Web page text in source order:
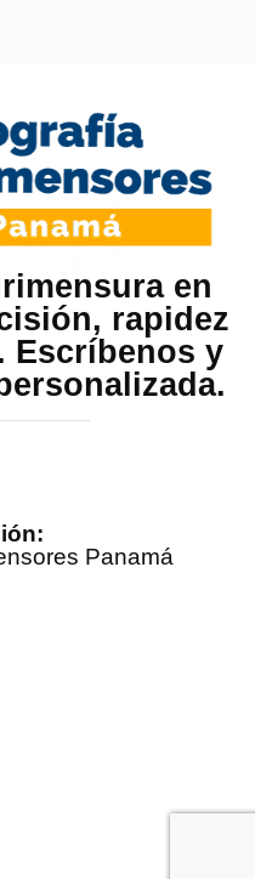
en
rapidez
Escríbenos y
Panamá